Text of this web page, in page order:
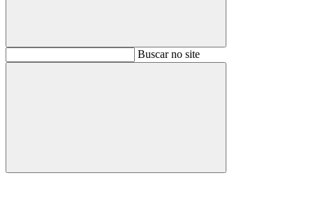
BuscarBuscar no site
Buscar